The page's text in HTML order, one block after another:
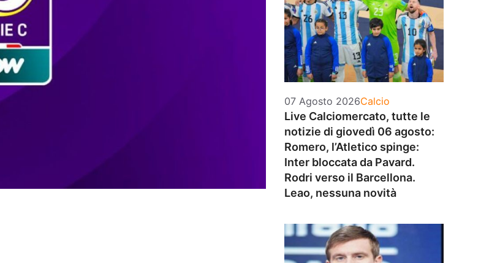
07 Agosto 2026Categorie
Calcio
Live Calciomercato, tutte le
notizie di giovedì 06 agosto:
Romero, l’Atletico spinge:
Inter bloccata da Pavard.
Rodri verso il Barcellona.
Leao, nessuna novità